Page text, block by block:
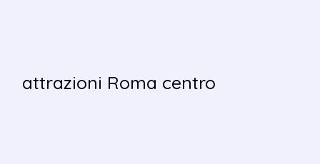
attrazioni Roma centro